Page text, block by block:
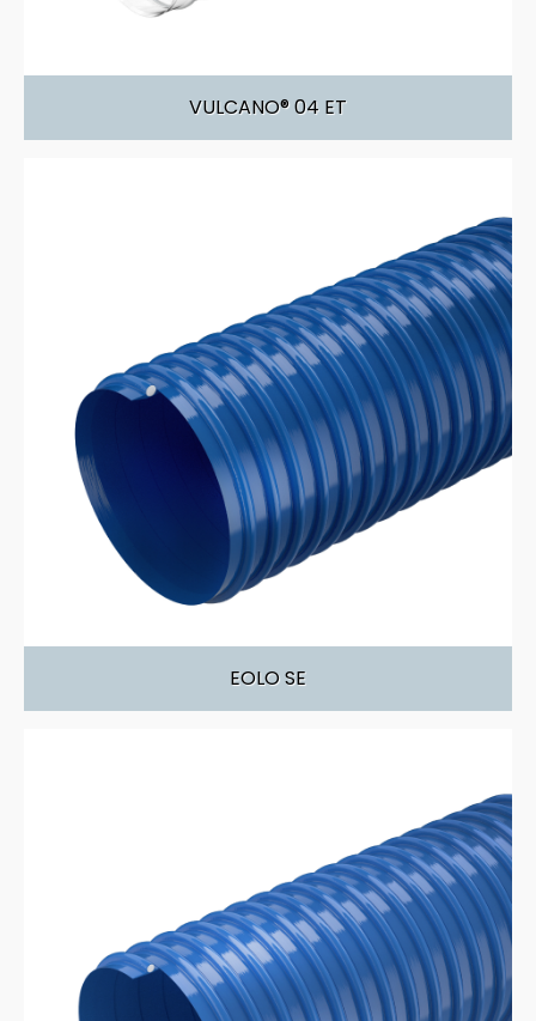
строительство
Сельское хозяйство
VULCANO® 04 ET
EOLO SE